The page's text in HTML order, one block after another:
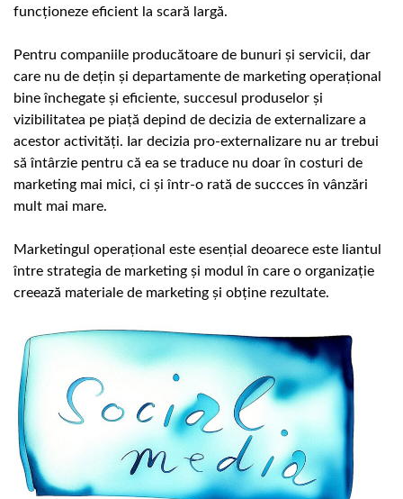
funcționeze eficient la scară largă.
Pentru companiile producătoare de bunuri și servicii, dar
care nu de dețin și departamente de marketing operațional
bine închegate și eficiente, succesul produselor și
vizibilitatea pe piață depind de decizia de externalizare a
acestor activități. Iar decizia pro-externalizare nu ar trebui
să întârzie pentru că ea se traduce nu doar în costuri de
marketing mai mici, ci și într-o rată de succces în vânzări
mult mai mare.
Marketingul operațional este esențial deoarece este liantul
între strategia de marketing și modul în care o organizație
creează materiale de marketing și obține rezultate.